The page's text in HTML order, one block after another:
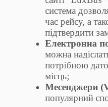
система
час рейсу, а
підтвердити
Електронна
можна
потрібною
місць;
Месенджери
популярний